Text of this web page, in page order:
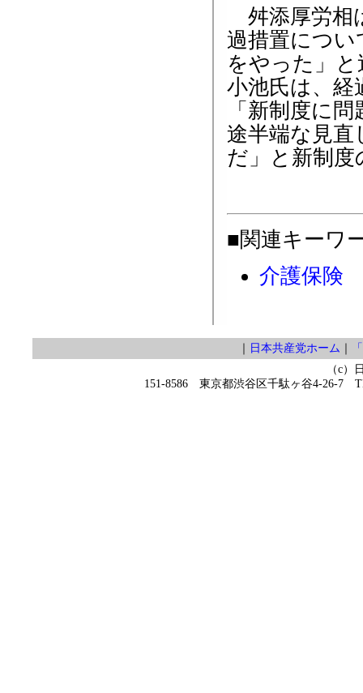
舛添厚労相
過措置につ
をやった」
小池氏は、
「新制度に
途半端な見
だ」と新制
■関連キーワ
介護保険
｜ 日本共産党ホーム ｜
（c）
151-8586 東京都渋谷区千駄ヶ谷4-26-7